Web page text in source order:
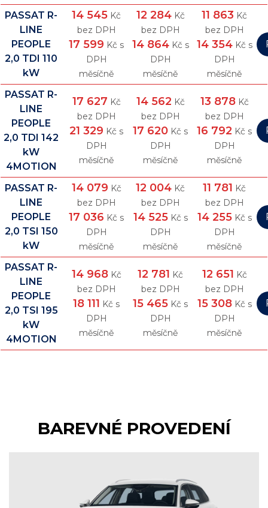
PASSAT R-
LINE
PEOPLE
2,0 TDI 110
kW
14 545 Kč
bez DPH
17 599 Kč s
DPH
měsíčně
12 284Kč
bez DPH
14 864Kč s
DPH
měsíčně
11 863 Kč
bez DPH
14 354Kč s
DPH
měsíčně
PASSAT R-
LINE
PEOPLE
2,0 TDI 142
kW
4MOTION
17 627 Kč
bez DPH
21 329 Kč s
DPH
měsíčně
14 562 Kč
bez DPH
17 620 Kč s
DPH
měsíčně
13 878Kč
bez DPH
16 792 Kč s
DPH
měsíčně
PASSAT R-
LINE
PEOPLE
2,0 TSI 150
kW
14 079 Kč
bez DPH
17 036 Kč s
DPH
měsíčně
12 004 Kč
bez DPH
14 525Kč s
DPH
měsíčně
11 781 Kč
bez DPH
14 255Kč s
DPH
měsíčně
PASSAT R-
LINE
PEOPLE
2,0 TSI 195
kW
4MOTION
14 968Kč
bez DPH
18 111 Kč s
DPH
měsíčně
12 781 Kč
bez DPH
15 465 Kč s
DPH
měsíčně
12 651 Kč
bez DPH
15 308Kč s
DPH
měsíčně
BAREVNÉ PROVEDENÍ